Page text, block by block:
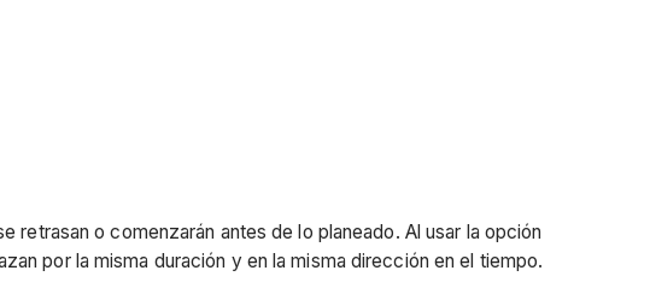
o comenzarán antes de lo planeado. Al usar la opción
por la misma duración y en la misma dirección en el tiempo.